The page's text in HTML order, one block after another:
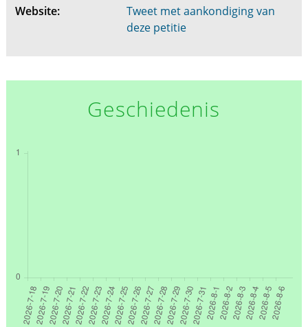
Website:
Tweet met aankondiging van
deze petitie
Geschiedenis